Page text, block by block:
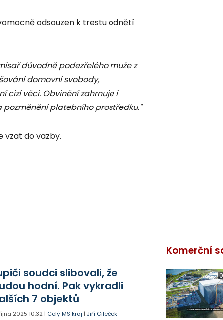
odsouzen k trestu odnětí
důvodně podezřelého muže z
domovní svobody,
cizí věci. Obvinění zahrnuje i
platebního prostředku."
vzat do vazby.
soudci slibovali, že
hodní. Pak vykradli
7 objektů
2025 10:32 | Celý MS kraj |Jiří Cileček
Komerční